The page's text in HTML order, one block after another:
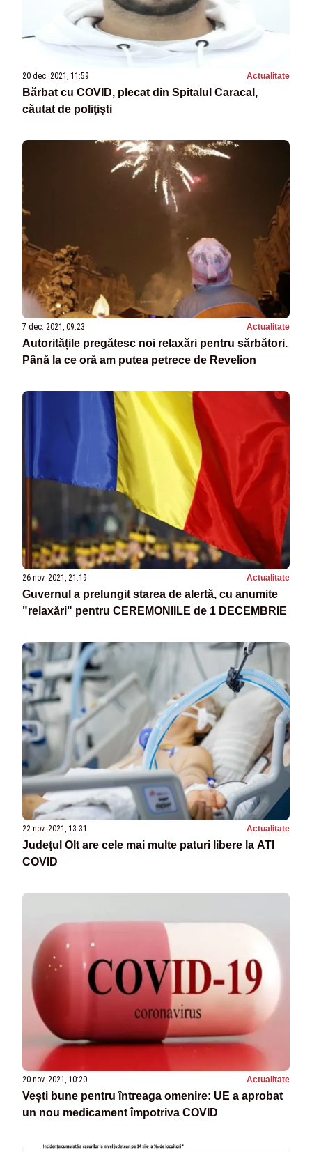
20 dec. 2021, 11:59 Actualitate
Bărbat cu COVID, plecat din Spitalul Caracal,
căutat de poliţişti
7 dec. 2021, 09:23 Actualitate
Autoritățile pregătesc noi relaxări pentru sărbători.
Până la ce oră am putea petrece de Revelion
26 nov. 2021, 21:19 Actualitate
Guvernul a prelungit starea de alertă, cu anumite
"relaxări" pentru CEREMONIILE de 1 DECEMBRIE
22 nov. 2021, 13:31 Actualitate
Judeţul Olt are cele mai multe paturi libere la ATI
COVID
20 nov. 2021, 10:20 Actualitate
Vești bune pentru întreaga omenire: UE a aprobat
un nou medicament împotriva COVID